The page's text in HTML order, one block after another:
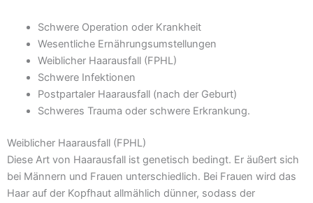
Schwere Operation oder Krankheit
Wesentliche Ernährungsumstellungen
Weiblicher Haarausfall (FPHL)
Schwere Infektionen
Postpartaler Haarausfall (nach der Geburt)
Schweres Trauma oder schwere Erkrankung.
Weiblicher Haarausfall (FPHL)
Diese Art von Haarausfall ist genetisch bedingt. Er äußert sich
bei Männern und Frauen unterschiedlich. Bei Frauen wird das
Haar auf der Kopfhaut allmählich dünner, sodass der